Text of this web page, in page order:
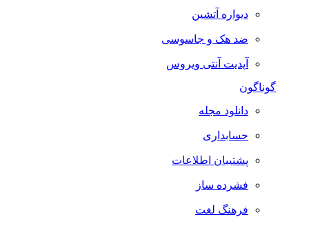
دیواره آتشین
ضد هک و جاسوسی
آپدیت آنتی ویروس
گوناگون
دانلود مجله
حسابداری
پشتیبان اطلاعات
فشرده ساز
فرهنگ لغت